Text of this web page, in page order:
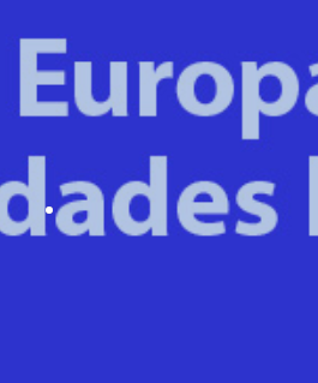
la
¿Quieres estar al día de toda la
que puede ayudarte a